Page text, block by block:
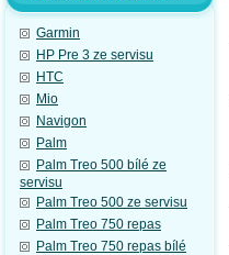
Garmin
HP Pre 3 ze servisu
HTC
Mio
Navigon
Palm
Palm Treo 500 bílé ze
servisu
Palm Treo 500 ze servisu
Palm Treo 750 repas
Palm Treo 750 repas bílé